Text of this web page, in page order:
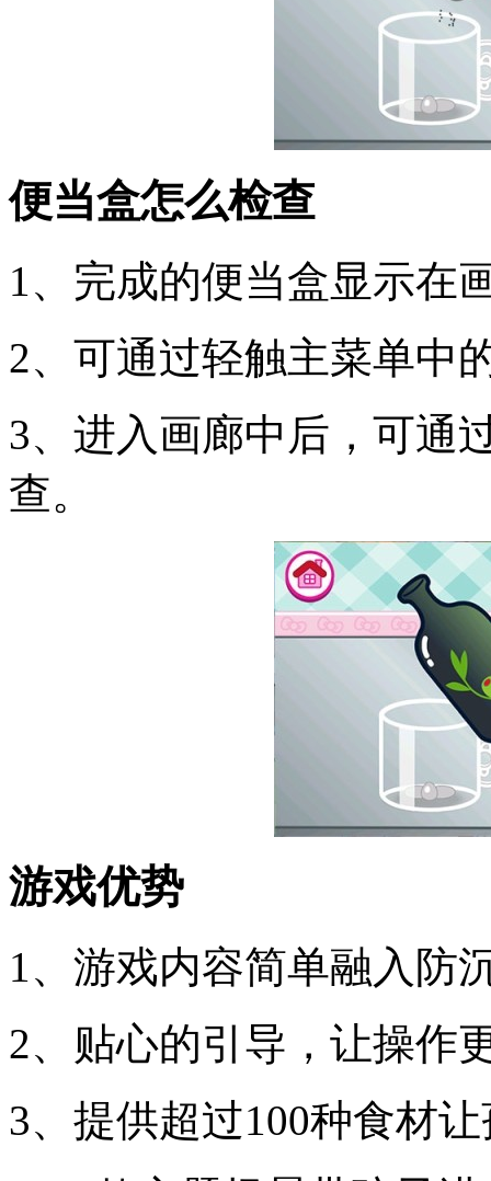
便当盒怎么检查
1、完成的便当盒显示在
2、可通过轻触主菜单中
3、进入画廊中后，可通
查。
游戏优势
1、游戏内容简单融入防
2、贴心的引导，让操作
3、提供超过100种食材